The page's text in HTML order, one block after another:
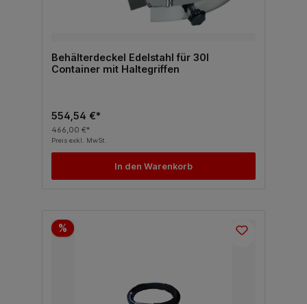
Behälterdeckel Edelstahl für 30l
Container mit Haltegriffen
554,54 €*
466,00 €*
Preis exkl. MwSt.
In den Warenkorb
%